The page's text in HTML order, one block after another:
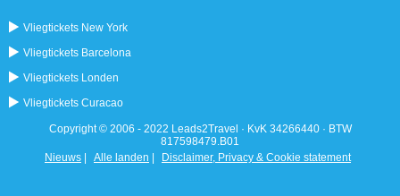
Vliegtickets New York
Vliegtickets Barcelona
Vliegtickets Londen
Vliegtickets Curacao
Copyright © 2006 - 2022 Leads2Travel · KvK 34266440 · BTW
817598479.B01
Nieuws
Alle landen Disclaimer, Privacy & Cookie statement